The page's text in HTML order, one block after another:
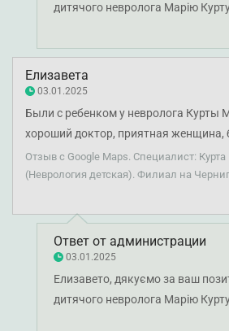
дитячого невролога Марію
Елизавета
03.01.2025
Были с ребенком у невролога Курты
хороший доктор, приятная женщина,
рекомендовать! Помогла нам
Отзыв с Google Maps. Специалист:
(Неврология детская). Филиал на
Ответ от администрации
03.01.2025
Елизавето, дякуємо за ваш
дитячого невролога Марію